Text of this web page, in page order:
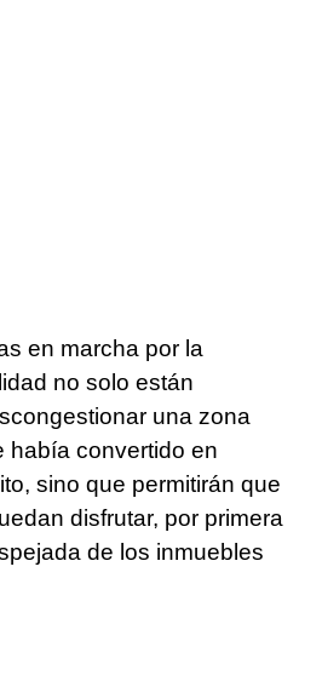
en marcha por la
no solo están
una zona
había convertido en
sino que permitirán que
disfrutar, por primera
de los inmuebles